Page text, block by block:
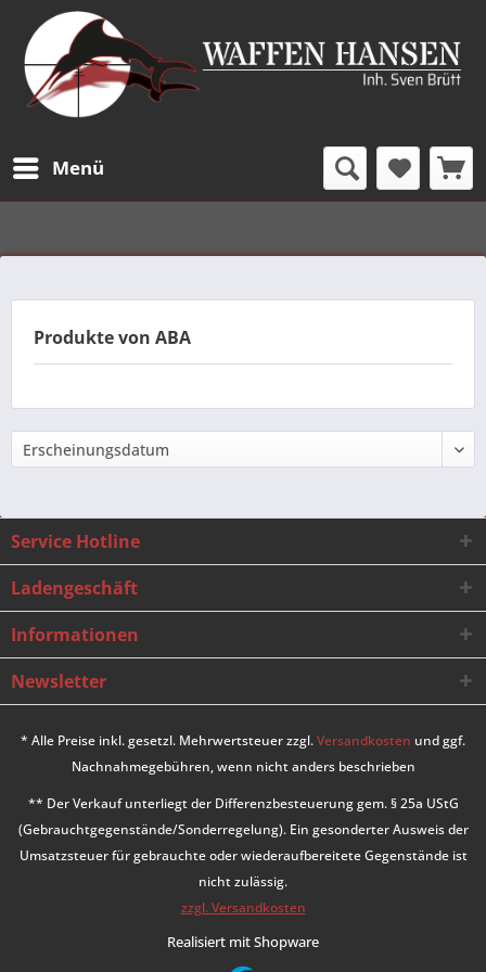
Menü
Produkte von ABA
Service Hotline
Ladengeschäft
Informationen
Newsletter
* Alle Preise inkl. gesetzl. Mehrwertsteuer zzgl.Versandkosten und ggf.
Nachnahmegebühren, wenn nicht anders beschrieben
** Der Verkauf unterliegt der Differenzbesteuerung gem. § 25a UStG
(Gebrauchtgegenstände/Sonderregelung). Ein gesonderter Ausweis der
Umsatzsteuer für gebrauchte oder wiederaufbereitete Gegenstände ist
nicht zulässig.
zzgl. Versandkosten
Realisiert mit Shopware